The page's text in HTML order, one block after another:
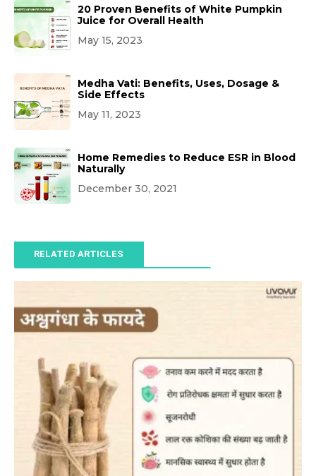
20 Proven Benefits of White Pumpkin
Juice for Overall Health
May 15, 2023
Medha Vati: Benefits, Uses, Dosage &
Side Effects
May 11, 2023
Home Remedies to Reduce ESR in Blood
Naturally
December 30, 2021
RELATED ARTICLES